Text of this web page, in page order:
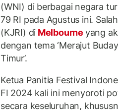
(WNI) di berbagai negara
79 RI pada Agustus ini.
(KJRI) di Melbourne yang
dengan tema ‘Merajut
Timur’.
Ketua Panitia Festival
FI 2024 kali ini menyoroti
secara keseluruhan,